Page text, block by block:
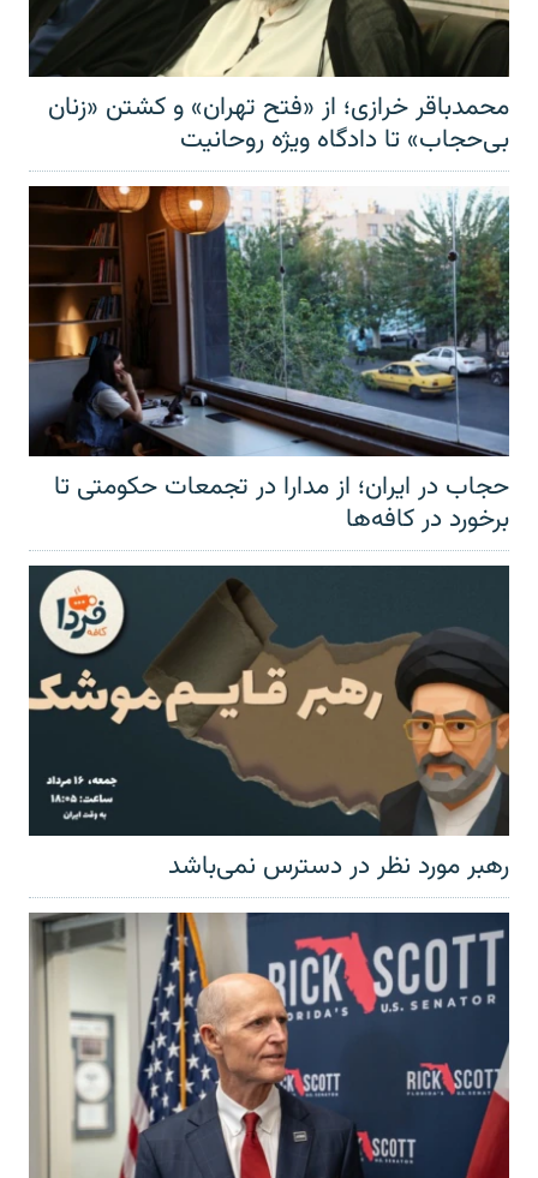
محمدباقر خرازی؛ از «فتح تهران» و کشتن «زنان
بی‌حجاب» تا دادگاه ویژه روحانیت
حجاب در ایران؛ از مدارا در تجمعات حکومتی تا
برخورد در کافه‌ها
رهبر مورد نظر در دسترس نمی‌باشد